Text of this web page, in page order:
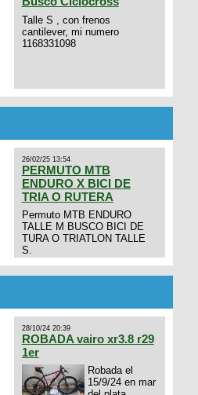
Talle S , con frenos
cantilever, mi numero
1168331098
26/02/25 13:54
PERMUTO MTB
ENDURO X BICI DE
TRIA O RUTERA
Permuto MTB ENDURO
TALLE M BUSCO BICI DE
TURA O TRIATLON TALLE
S.
28/10/24 20:39
ROBADA vairo xr3.8 r29
1er
Robada el
15/9/24 en mar